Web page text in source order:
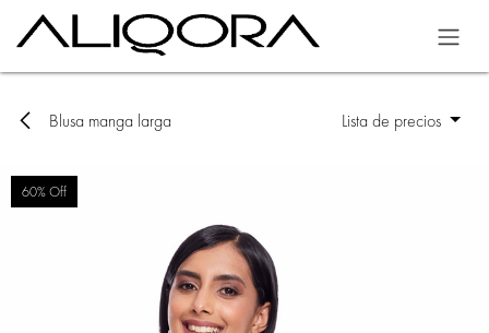
Ir al contenido
Blusa manga larga Lista de precios
60% Off
60% Off